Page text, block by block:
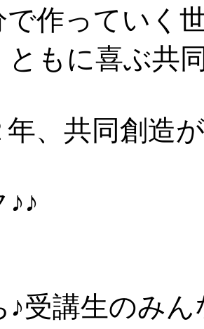
で作っていく
ともに喜ぶ共
年、共同創造
♪♪
♪受講生のみ